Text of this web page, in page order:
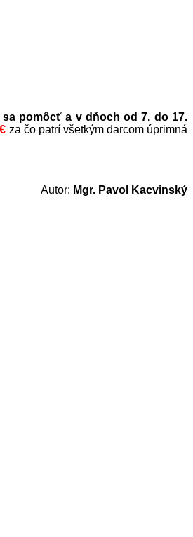
sa pomôcť a v dňoch od 7. do 17.
za čo patrí všetkým darcom úprimná
Autor: Mgr. Pavol Kacvinský